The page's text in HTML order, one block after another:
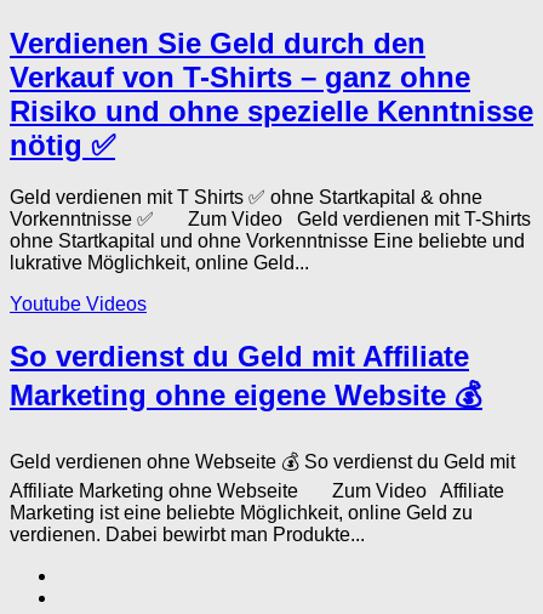
Verdienen Sie Geld durch den
Verkauf von T-Shirts – ganz ohne
Risiko und ohne spezielle Kenntnisse
nötig ✅
Geld verdienen mit T Shirts ✅ ohne Startkapital & ohne
Vorkenntnisse ✅ Zum Video Geld verdienen mit T-Shirts
ohne Startkapital und ohne Vorkenntnisse Eine beliebte und
lukrative Möglichkeit, online Geld...
Youtube Videos
So verdienst du Geld mit Affiliate
Marketing ohne eigene Website 💰
Geld verdienen ohne Webseite 💰 So verdienst du Geld mit
Affiliate Marketing ohne Webseite Zum Video Affiliate
Marketing ist eine beliebte Möglichkeit, online Geld zu
verdienen. Dabei bewirbt man Produkte...